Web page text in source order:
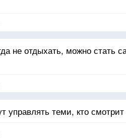
не отдыхать, можно стать
управлять теми, кто